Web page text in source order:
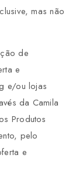
mas não
de
e
e/ou lojas
da Camila
Produtos
pelo
e